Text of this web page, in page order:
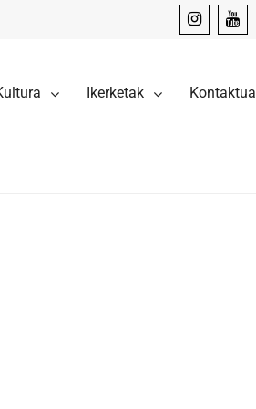
Ikerketak Kontaktua